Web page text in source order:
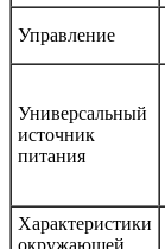
Управление
Универсальный
источник
питания
Характеристики
окружающей